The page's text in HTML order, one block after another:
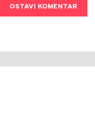
OSTAVI KOMENTAR